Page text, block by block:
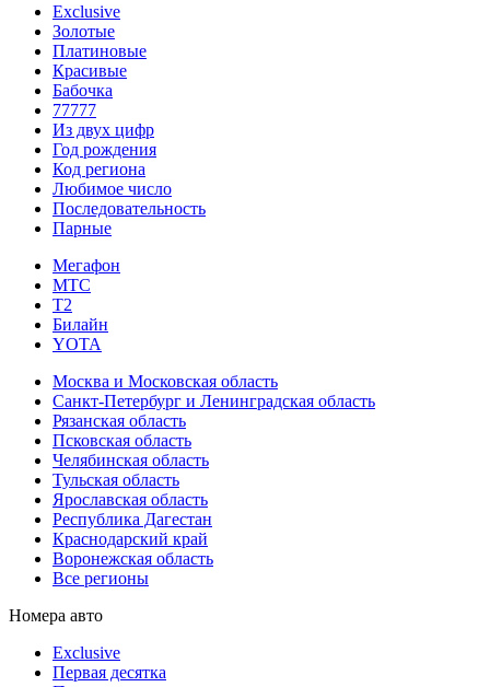
Exclusive
Золотые
Платиновые
Красивые
Бабочка
77777
Из двух цифр
Год рождения
Код региона
Любимое число
Последовательность
Парные
Мегафон
МТС
Т2
Билайн
YOTA
Москва и Московская область
Санкт-Петербург и Ленинградская область
Рязанская область
Псковская область
Челябинская область
Тульская область
Ярославская область
Республика Дагестан
Краснодарский край
Воронежская область
Все регионы
Номера авто
Exclusive
Первая десятка